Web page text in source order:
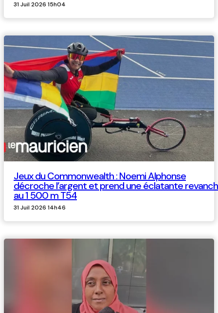
31 Juil 2026 15h04
Jeux du Commonwealth : Noemi Alphonse
décroche l’argent et prend une éclatante
au 1 500 m T54
31 Juil 2026 14h46